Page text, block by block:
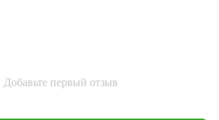
Добавьте первый отзыв